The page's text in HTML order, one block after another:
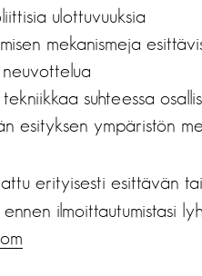
ulottuvuuksia
mekanismeja
suhteessa
esityksen ympäristön
erityisesti esittävän
ilmoittautumistasi